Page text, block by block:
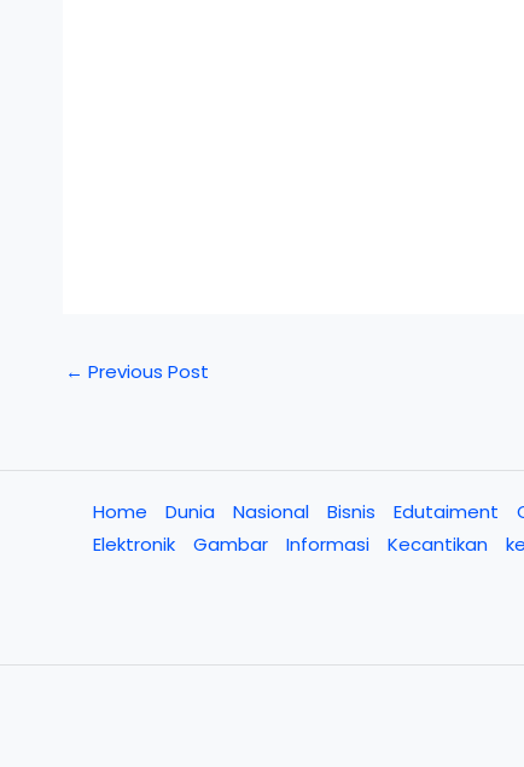
← Previous Post
Home Dunia Nasional Bisnis Edutaiment
Elektronik
Gambar Informasi Kecantikan